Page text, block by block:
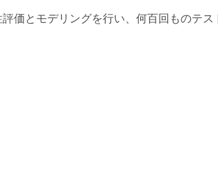
価とモデリングを行い、何百回ものテス